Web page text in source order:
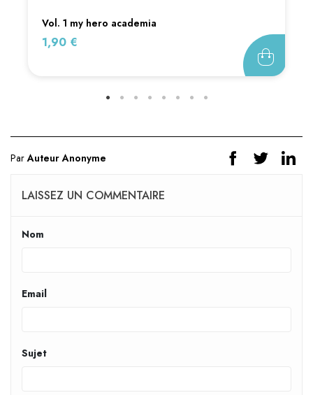
vol. 1 my hero academia
Prix
1,90 €
Par Auteur Anonyme
LAISSEZ UN COMMENTAIRE
Nom
Email
Sujet